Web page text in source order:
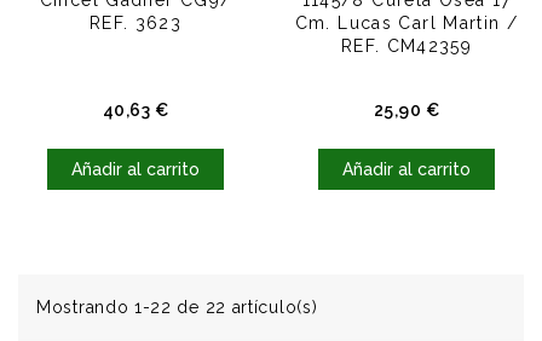
REF. 3623
40,63 €Precio
Añadir al carrito
Cm. Lucas Carl Martin /
REF. CM42359
25,90 €Precio
Añadir al carrito
Mostrando 1-22 de 22 artículo(s)